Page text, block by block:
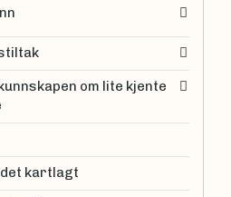
om lite kjente
kartlagt